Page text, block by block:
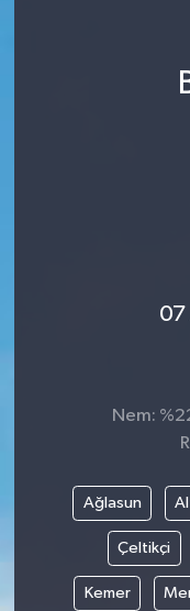
07
Nem:
Ağlasun
Çeltikçi
Kemer